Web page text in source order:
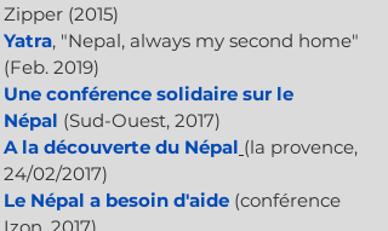
Zipper (2015)
Yatra, "Nepal, always my second home"
(Feb. 2019)
Une conférence solidaire sur le
Népal (Sud-Ouest, 2017)
A la découverte du Népal (la provence,
24/02/2017)
Le Népal a besoin d'aide (conférence